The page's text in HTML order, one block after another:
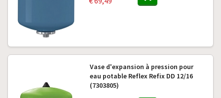
Vase d'expansion à pression pour
eau potable Reflex Refix DD 12/16
(7303805)